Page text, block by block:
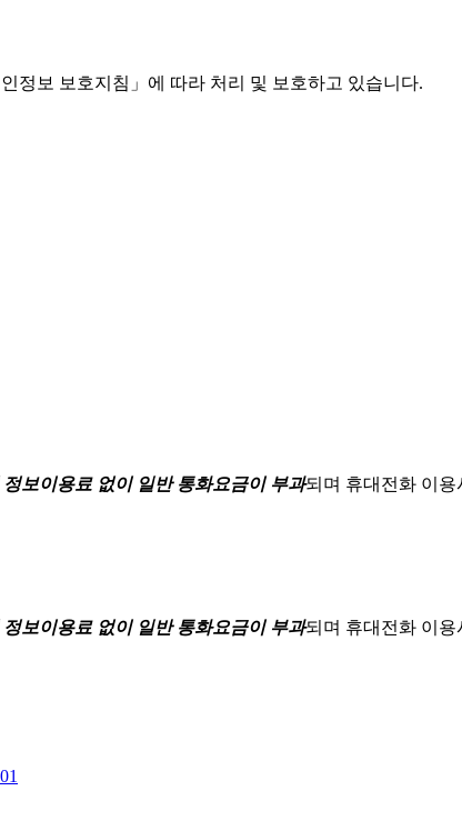
정보 보호지침」에 따라 처리 및 보호하고 있습니다.
정보이용료 없이 일반 통화요금이 부과되며 휴대전화 이용
정보이용료 없이 일반 통화요금이 부과되며 휴대전화 이용